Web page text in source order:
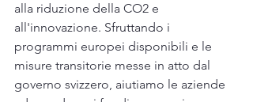
alla riduzione della CO2 e
all'innovazione. Sfruttando i
programmi europei disponibili e le
misure transitorie messe in atto dal
governo svizzero, aiutiamo le aziende